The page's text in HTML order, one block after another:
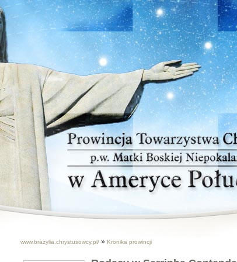
www.brazylia.chrystusowcy.pl/ » Kronika prowincji